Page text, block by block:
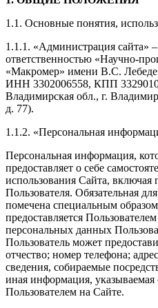
1.1. Основные понятия,
1.1.1. «Администрация сайта»
ответственностью «Научно-
«Макромер» имени В.С.
ИНН 3302006558, КПП
Владимирская обл., г.
д. 77).
1.1.2. «Персональная
Персональная информация,
предоставляет о себе
использования Сайта, включая
Пользователя. Обязательная
помечена специальным
предоставляется
персональных данных
Пользователь может
отчество; номер телефона;
сведения, собираемые
иная информация, указываемая
Пользователем на Сайте.